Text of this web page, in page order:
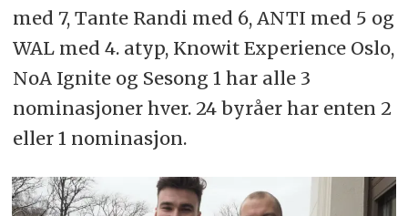
med 7, Tante Randi med 6, ANTI med 5 og
WAL med 4. atyp, Knowit Experience Oslo,
NoA Ignite og Sesong 1 har alle 3
nominasjoner hver. 24 byråer har enten 2
eller 1 nominasjon.